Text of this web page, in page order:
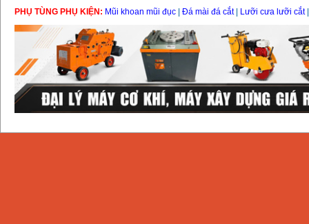
PHỤ TÙNG PHỤ KIỆN: Mũi khoan mũi đục Đá mài đá cắt| Lưỡi cưa lưỡi cắt